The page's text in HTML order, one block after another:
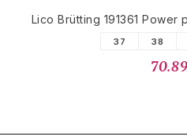
Lico Brütting 191361
37 38